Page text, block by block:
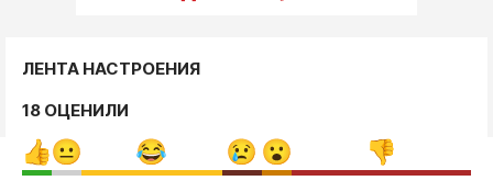
ЛЕНТА НАСТРОЕНИЯ
18 ОЦЕНИЛИ